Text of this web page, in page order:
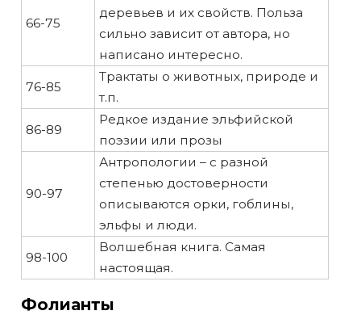
66-75
деревьев и их свойств. Польза
сильно зависит от автора, но
написано интересно.
76-85
Трактаты о животных, природе и
т.п.
86-89
Редкое издание эльфийской
поэзии или прозы
90-97
Антропологии – с разной
степенью достоверности
описываются орки, гоблины,
эльфы и люди.
98-100
Волшебная книга. Самая
настоящая.
Фолианты